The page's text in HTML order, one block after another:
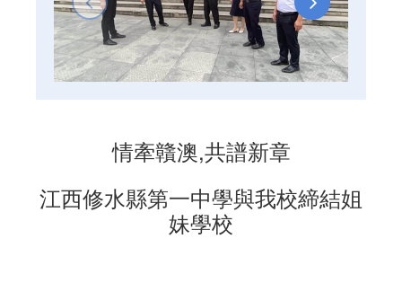
情牽贛澳,共譜新章
江西修水縣第一中學與我校締結姐
妹學校